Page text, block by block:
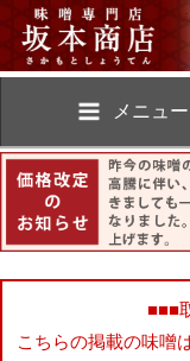
メニュー
■■■
こちらの掲載の味噌